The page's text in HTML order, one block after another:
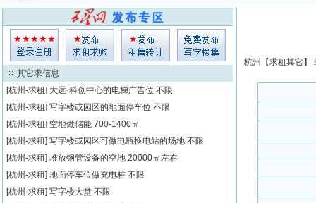
杭州【求租其它】
其它求信息
[杭州-求租] 大远·科创中心的电梯广告位 不限
[杭州-求租] 写字楼或园区的地面停车位 不限
[杭州-求租] 空地做储能 700-1400㎡
[杭州-求租] 写字楼或园区可做电瓶换电站的场地 不限
[杭州-求租] 堆放钢管设备的空地 20000㎡左右
[杭州-求租] 地面停车位做充电桩 不限
[杭州-求租] 写字楼大堂 不限